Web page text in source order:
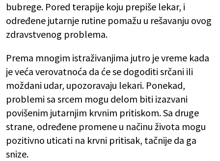
bubrege. Pored terapije koju prepiše lekar, i
određene jutarnje rutine pomažu u rešavanju ovog
zdravstvenog problema.
Prema mnogim istraživanjima jutro je vreme kada
je veća verovatnoća da će se dogoditi srčani ili
moždani udar, upozoravaju lekari. Ponekad,
problemi sa srcem mogu delom biti izazvani
povišenim jutarnjim krvnim pritiskom. Sa druge
strane, određene promene u načinu života mogu
pozitivno uticati na krvni pritisak, tačnije da ga
snize.